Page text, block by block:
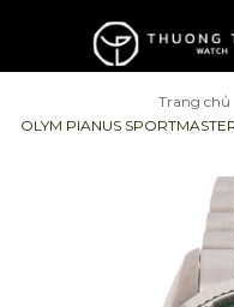
Trang chủ
OLYM PIANUS